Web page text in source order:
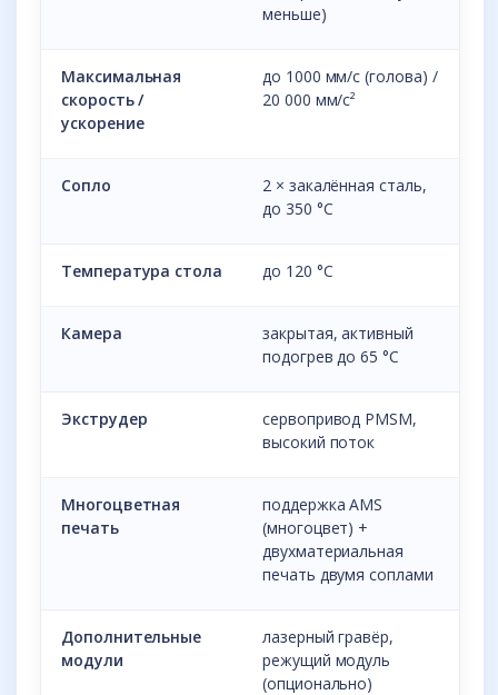
меньше)
Максимальная
скорость /
ускорение
до 1000 мм/с (голова) /
20 000 мм/с²
Сопло
2 × закалённая сталь,
до 350 °C
Температура стола до 120 °C
Камера
закрытая, активный
подогрев до 65 °C
Экструдер
сервопривод PMSM,
высокий поток
Многоцветная
печать
поддержка AMS
(многоцвет) +
двухматериальная
печать двумя соплами
Дополнительные
модули
лазерный гравёр,
режущий модуль
(опционально)